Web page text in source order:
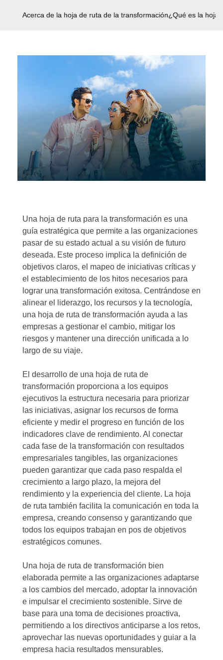
Acerca de la hoja de ruta de la transformación¿Qué es la hoja
Una hoja de ruta para la transformación es una
guía estratégica que permite a las organizaciones
pasar de su estado actual a su visión de futuro
deseada. Este proceso implica la definición de
objetivos claros, el mapeo de iniciativas críticas y
el establecimiento de los hitos necesarios para
lograr una transformación exitosa. Centrándose en
alinear el liderazgo, los recursos y la tecnología,
una hoja de ruta de transformación ayuda a las
empresas a gestionar el cambio, mitigar los
riesgos y mantener una dirección unificada a lo
largo de su viaje.
El desarrollo de una hoja de ruta de
transformación proporciona a los equipos
ejecutivos la estructura necesaria para priorizar
las iniciativas, asignar los recursos de forma
eficiente y medir el progreso en función de los
indicadores clave de rendimiento. Al conectar
cada fase de la transformación con resultados
empresariales tangibles, las organizaciones
pueden garantizar que cada paso respalda el
crecimiento a largo plazo, la mejora del
rendimiento y la experiencia del cliente. La hoja
de ruta también facilita la comunicación en toda la
empresa, creando consenso y garantizando que
todos los equipos trabajan en pos de objetivos
estratégicos comunes.
Una hoja de ruta de transformación bien
elaborada permite a las organizaciones adaptarse
a los cambios del mercado, adoptar la innovación
e impulsar el crecimiento sostenible. Sirve de
base para una toma de decisiones proactiva,
permitiendo a los directivos anticiparse a los retos,
aprovechar las nuevas oportunidades y guiar a la
empresa hacia resultados mensurables.